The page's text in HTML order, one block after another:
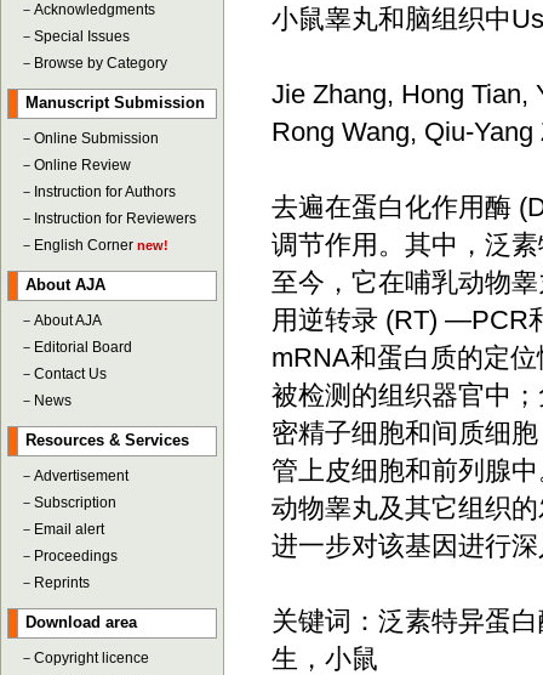
－ Acknowledgments
－ Special Issues
－ Browse by Category
Manuscript Submission
－ Online Submission
－ Online Review
－ Instruction for Authors
－ Instruction for Reviewers
－ English Corner new!
About AJA
－ About AJA
－ Editorial Board
－ Contact Us
－ News
Resources & Services
－ Advertisement
－ Subscription
－ Email alert
－ Proceedings
－ Reprints
Download area
－ Copyright licence
小鼠睾丸和脑组织中
Jie Zhang, Hong Tian,
Rong Wang, Qiu-
去遍在蛋白化作用酶
调节作用。其中，泛
至今，它在哺乳动物
用逆转录 (RT) —PCR
mRNA和蛋白质的定
被检测的组织器官中
密精子细胞和间质细
管上皮细胞和前列腺
动物睾丸及其它组织
进一步对该基因进行
关键词：泛素特异蛋
生，小鼠